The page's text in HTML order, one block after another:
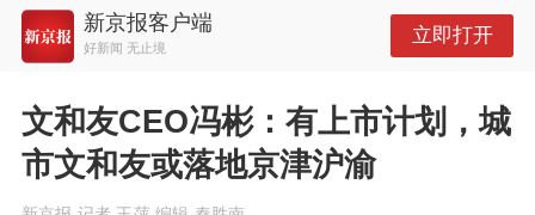
新京报客户端
好新闻 无止境
立即打开
文和友CEO冯彬：有上市计划，城
市文和友或落地京津沪渝